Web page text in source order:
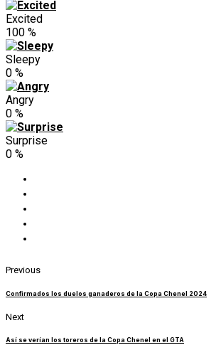
Excited
100 %
Sleepy
0 %
Angry
0 %
Surprise
0 %
Previous
Confirmados los duelos ganaderos de la Copa Chenel 2024
Next
Así se verían los toreros de la Copa Chenel en el GTA